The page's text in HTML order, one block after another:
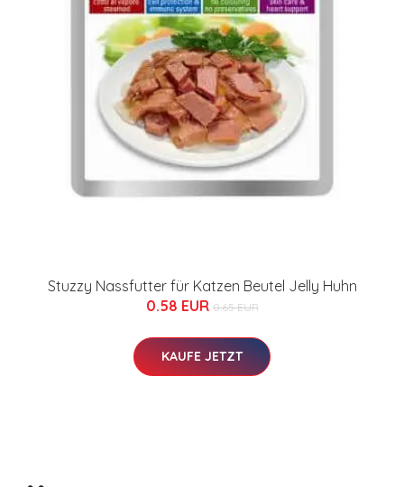
Stuzzy Nassfutter für Katzen Beutel Jelly Huhn
0.58 EUR 0.65 EUR
KAUFE JETZT